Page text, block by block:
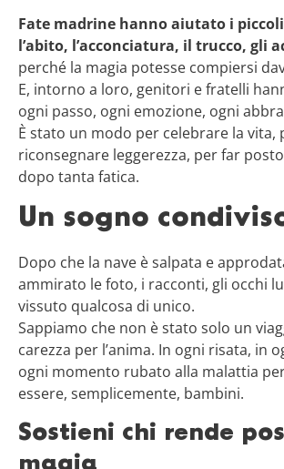
Fate madrine hanno aiutato i
l’abito, l’acconciatura, il trucco, gli
perché la magia potesse compiersi
E, intorno a loro, genitori e fratelli
ogni passo, ogni emozione, ogni
È stato un modo per celebrare la vita,
riconsegnare leggerezza, per far
dopo tanta fatica.
Un sogno
Dopo che la nave è salpata e
ammirato le foto, i racconti, gli occhi
vissuto qualcosa di unico.
Sappiamo che non è stato solo un
carezza per l’anima. In ogni risata, in
ogni momento rubato alla malattia
essere, semplicemente, bambini.
Sostieni chi rende